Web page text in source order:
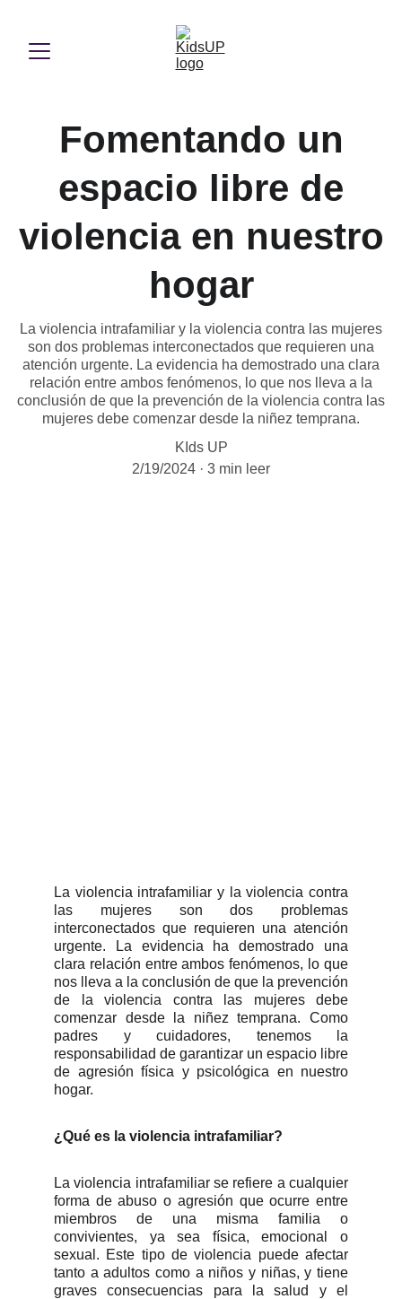
Fomentando un
espacio libre de
violencia en nuestro
hogar
La violencia intrafamiliar y la violencia contra las mujeres
son dos problemas interconectados que requieren una
atención urgente. La evidencia ha demostrado una clara
relación entre ambos fenómenos, lo que nos lleva a la
conclusión de que la prevención de la violencia contra las
mujeres debe comenzar desde la niñez temprana.
KIds UP
2/19/2024
3 min leer
La violencia intrafamiliar y la violencia contra
las mujeres son dos problemas
interconectados que requieren una atención
urgente. La evidencia ha demostrado una
clara relación entre ambos fenómenos, lo que
nos lleva a la conclusión de que la prevención
de la violencia contra las mujeres debe
comenzar desde la niñez temprana. Como
padres y cuidadores, tenemos la
responsabilidad de garantizar un espacio libre
de agresión física y psicológica en nuestro
hogar.
¿Qué es la violencia intrafamiliar?
La violencia intrafamiliar se refiere a cualquier
forma de abuso o agresión que ocurre entre
miembros de una misma familia o
convivientes, ya sea física, emocional o
sexual. Este tipo de violencia puede afectar
tanto a adultos como a niños y niñas, y tiene
graves consecuencias para la salud y el